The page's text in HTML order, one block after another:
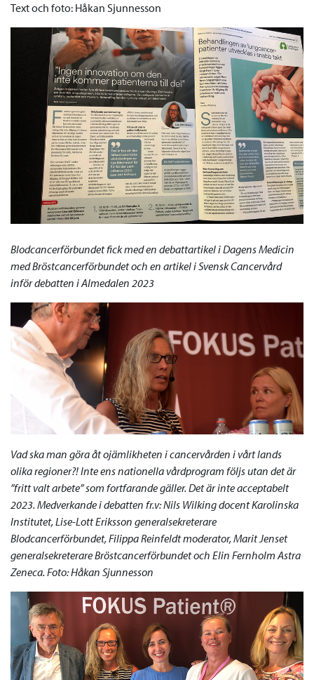
Text och foto: Håkan Sjunnesson
Blodcancerförbundet fick med en debattartikel i Dagens Medicin
med Bröstcancerförbundet och en artikel i Svensk Cancervård
inför debatten i Almedalen 2023
Vad ska man göra åt ojämlikheten i cancervården i vårt lands
olika regioner?! Inte ens nationella vårdprogram följs utan det är
”fritt valt arbete” som fortfarande gäller. Det är inte acceptabelt
2023. Medverkande i debatten fr.v: Nils Wilking docent Karolinska
Institutet, Lise-Lott Eriksson generalsekreterare
Blodcancerförbundet, Filippa Reinfeldt moderator, Marit Jenset
generalsekreterare Bröstcancerförbundet och Elin Fernholm Astra
Zeneca. Foto: Håkan Sjunnesson